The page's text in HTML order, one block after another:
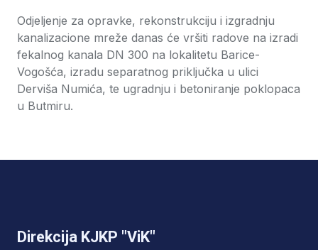
Odjeljenje za opravke, rekonstrukciju i izgradnju
kanalizacione mreže danas će vršiti radove na izradi
fekalnog kanala DN 300 na lokalitetu Barice-
Vogošća, izradu separatnog priključka u ulici
Derviša Numića, te ugradnju i betoniranje poklopaca
u Butmiru.
Direkcija KJKP "ViK"